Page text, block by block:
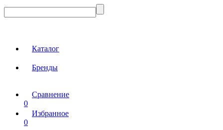
Каталог
Бренды
Сравнение
0
Избранное
0